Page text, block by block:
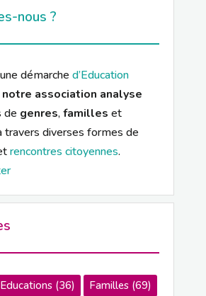
nous ?
démarche d’Education
notre association analyse
de genres,familles et
travers diverses formes de
rencontres citoyennes.
Educations(36) Familles(69)